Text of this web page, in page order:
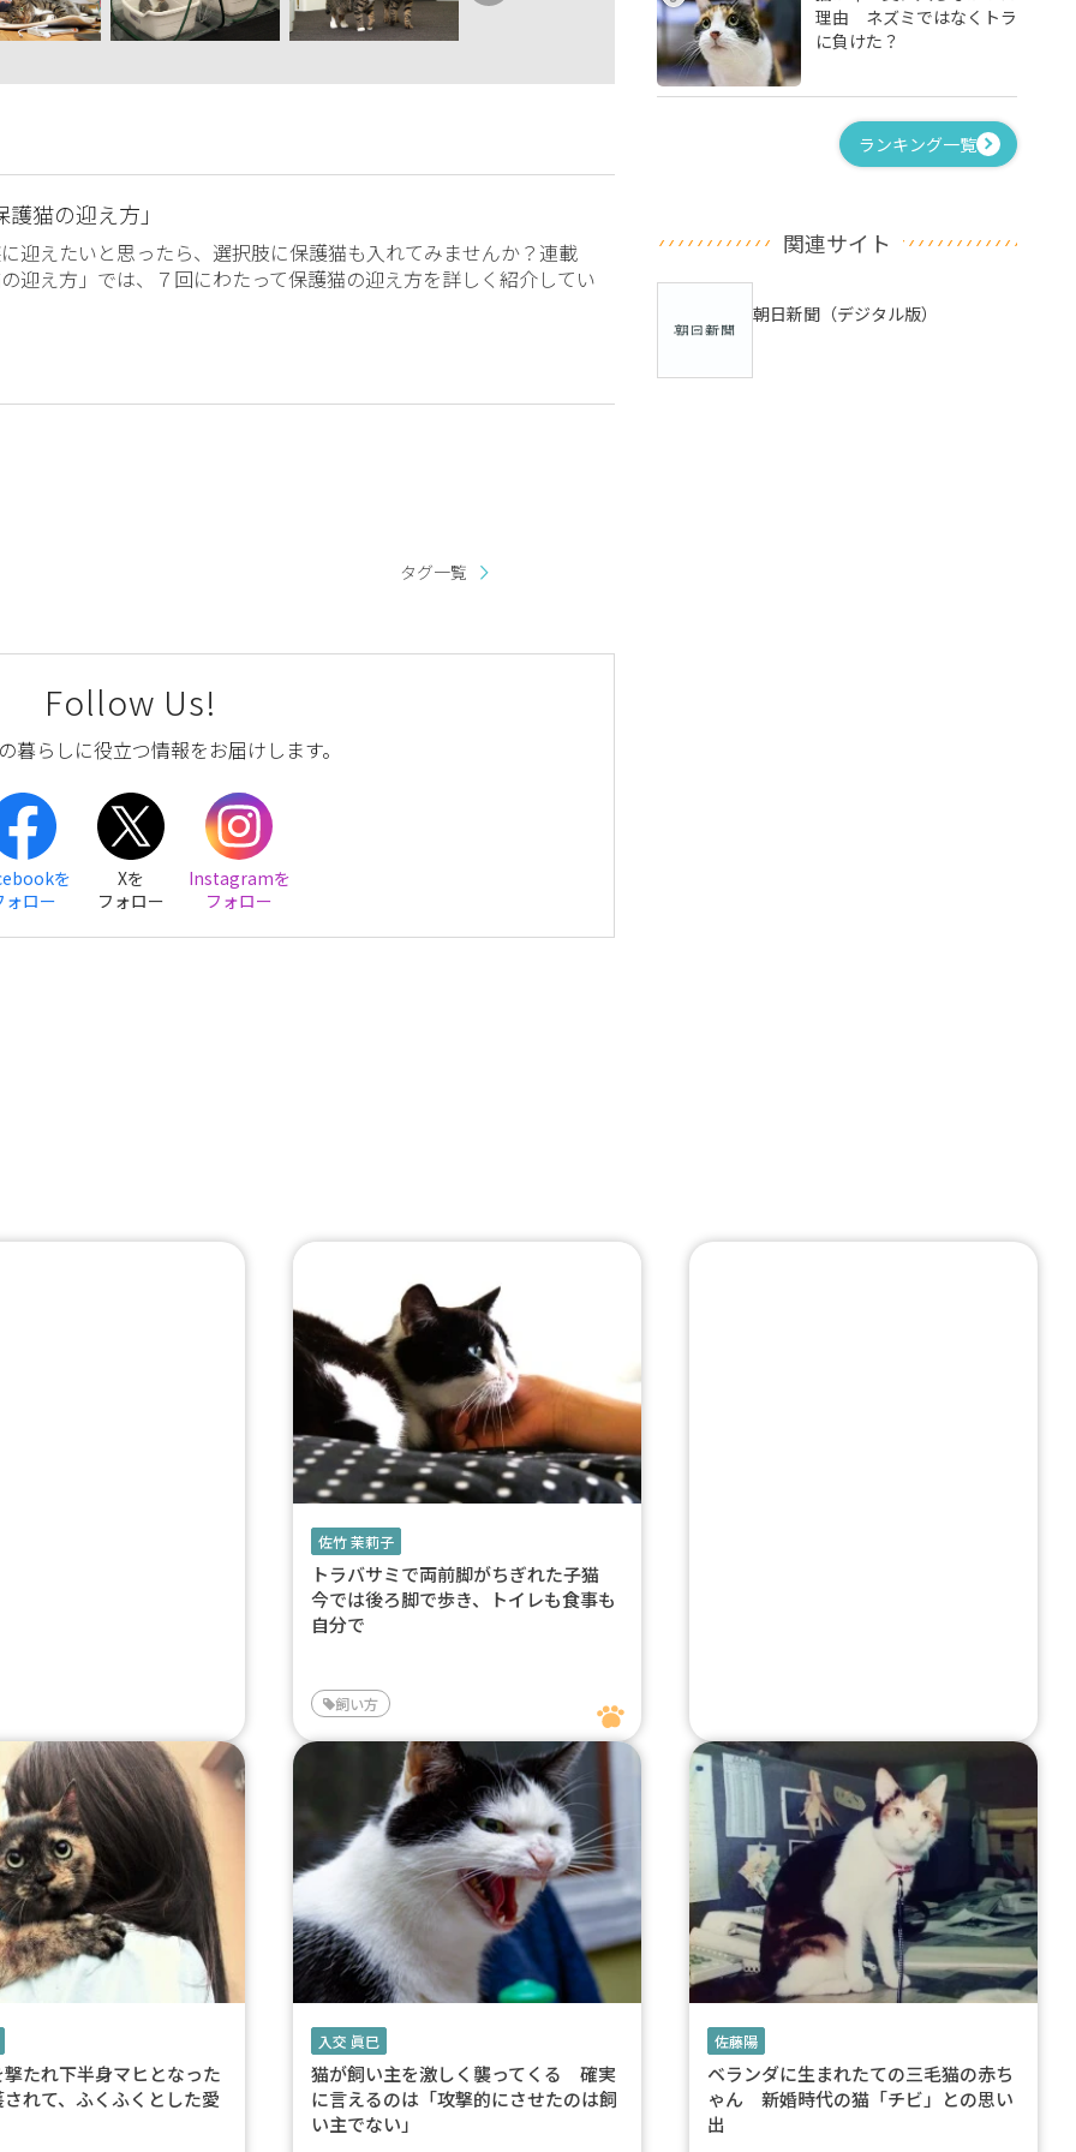
猫の迎え方」
迎えたいと思ったら、選択肢に保護猫も入れてみませんか？連載
の迎え方」では、７回にわたって保護猫の迎え方を詳しく紹介してい
タグ一覧
Follow Us!
暮らしに役立つ情報をお届けします。
を
ォロー
Xを
フォロー
Instagramを
フォロー
理由 ネズミではなくトラ
に負けた？
ランキング一覧
関連サイト
朝日新聞（デジタル版）
佐竹 茉莉子
トラバサミで両前脚がちぎれた子猫
今では後ろ脚で歩き、トイレも食事も
自分で
飼い方
たれ下半身マヒとなった
れて、ふくふくとした愛
入交 眞巳
猫が飼い主を激しく襲ってくる 確実
に言えるのは「攻撃的にさせたのは飼
い主でない」
佐藤陽
ベランダに生まれたての三毛猫の赤ち
ゃん 新婚時代の猫「チビ」との思い
出